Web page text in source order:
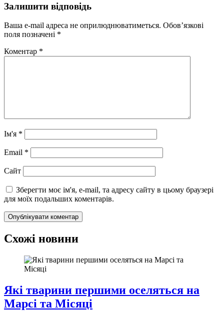
Залишити відповідь
Ваша e-mail адреса не оприлюднюватиметься. Обов’язкові
поля позначені *
Коментар *
Ім'я *
Email *
Сайт
Зберегти моє ім'я, e-mail, та адресу сайту в цьому браузері
для моїх подальших коментарів.
Схожі новини
Які тварини першими оселяться на
Марсі та Місяці